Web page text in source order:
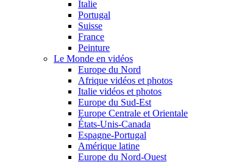
Italie
Portugal
Suisse
France
Peinture
Le Monde en vidéos
Europe du Nord
Afrique vidéos et photos
Italie vidéos et photos
Europe du Sud-Est
Europe Centrale et Orientale
États-Unis-Canada
Espagne-Portugal
Amérique latine
Europe du Nord-Ouest